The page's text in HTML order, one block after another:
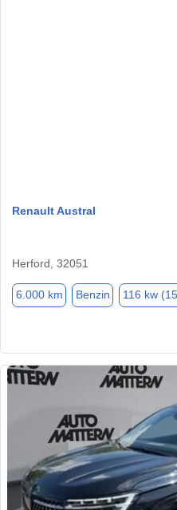
Renault Austral
Herford, 32051
6.000 km Benzin 116 kw